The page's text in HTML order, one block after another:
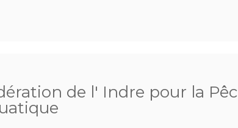
de l' Indre pour la